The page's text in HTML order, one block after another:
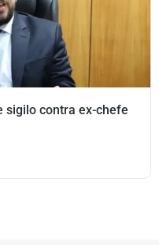
sigilo contra ex-chefe